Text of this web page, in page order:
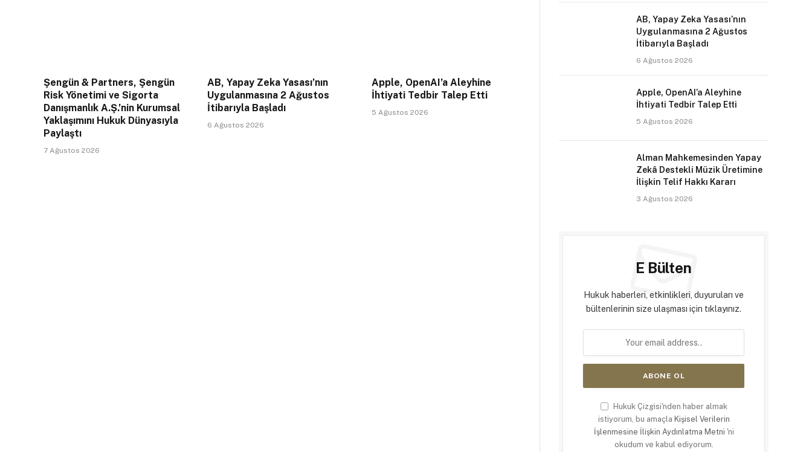
Şengün & Partners, Şengün
Risk Yönetimi ve Sigorta
Danışmanlık A.Ş.’nin Kurumsal
Yaklaşımını Hukuk Dünyasıyla
Paylaştı
7 Ağustos 2026
AB, Yapay Zeka Yasası’nın
Uygulanmasına 2 Ağustos
İtibarıyla Başladı
6 Ağustos 2026
Apple, OpenAI’a Aleyhine
İhtiyati Tedbir Talep Etti
5 Ağustos 2026
AB, Yapay Zeka Yasası’nın
Uygulanmasına 2 Ağustos
İtibarıyla Başladı
6 Ağustos 2026
Apple, OpenAI’a Aleyhine
İhtiyati Tedbir Talep Etti
5 Ağustos 2026
Alman Mahkemesinden Yapay
Zekâ Destekli Müzik Üretimine
İlişkin Telif Hakkı Kararı
3 Ağustos 2026
E Bülten
Hukuk haberleri, etkinlikleri, duyuruları ve
bültenlerinin size ulaşması için tıklayınız.
Hukuk Çizgisi'nden haber almak
istiyorum, bu amaçla Kişisel Verilerin
İşlenmesine İlişkin Aydınlatma Metni 'ni
okudum ve kabul ediyorum.